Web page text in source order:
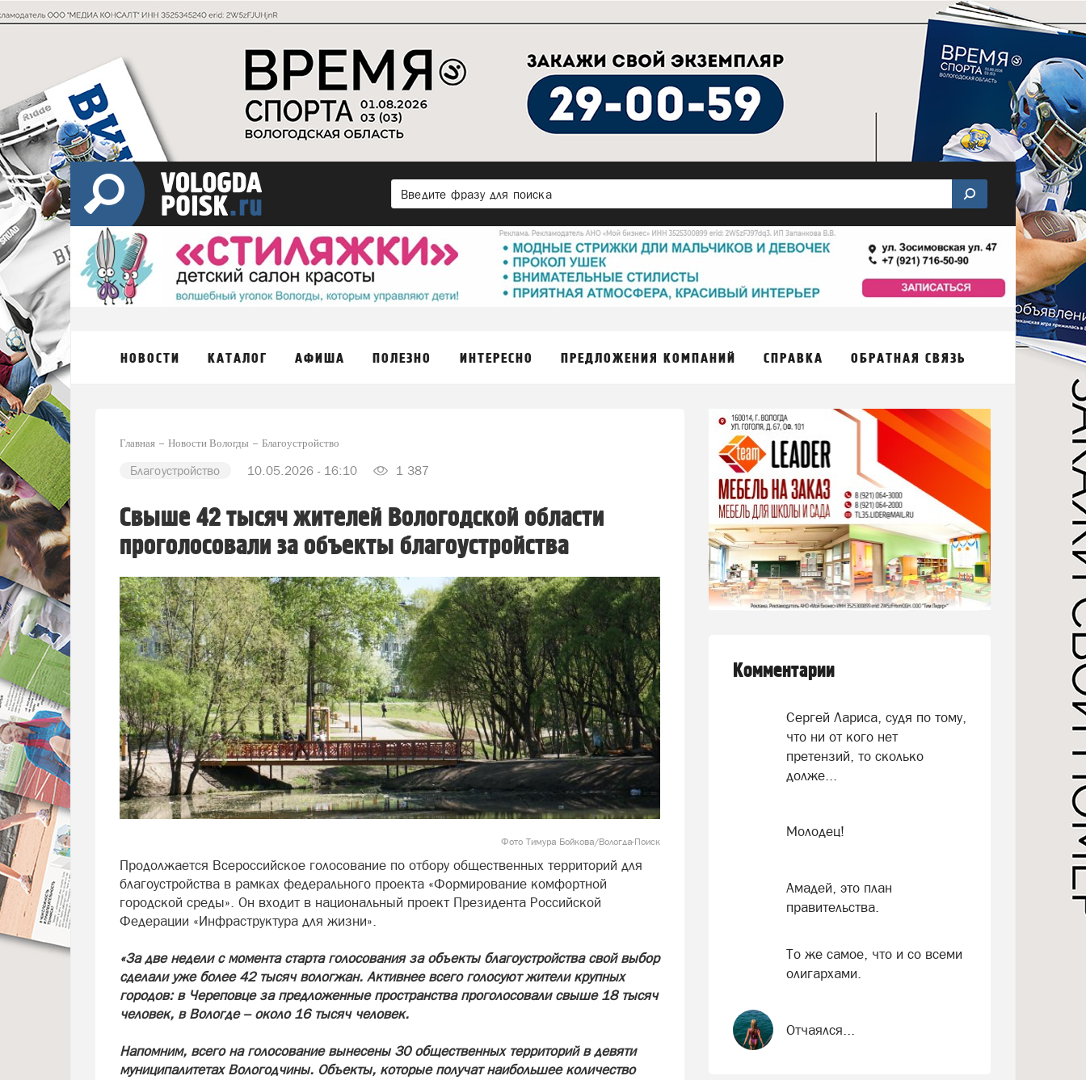
НОВОСТИ КАТАЛОГ АФИША ПОЛЕЗНО ИНТЕРЕСНО ПРЕДЛОЖЕНИЯ КОМПАНИЙ СПРАВКА ОБРАТНАЯ СВЯЗЬ
Главная Новости Вологды Благоустройство
Благоустройство 10.05.2026 - 16:10 1 387
Свыше 42 тысяч жителей Вологодской области
проголосовали за объекты благоустройства
Фото Тимура Бойкова/Вологда-Поиск
Продолжается Всероссийское голосование по отбору общественных территорий для
благоустройства в рамках федерального проекта «Формирование комфортной
городской среды». Он входит в национальный проект Президента Российской
Федерации «Инфраструктура для жизни».
«За две недели с момента старта голосования за объекты благоустройства свой выбор
сделали уже более 42 тысяч вологжан. Активнее всего голосуют жители крупных
городов: в Череповце за предложенные пространства проголосовали свыше 18 тысяч
человек, в Вологде – около 16 тысяч человек.
Напомним, всего на голосование вынесены 30 общественных территорий в девяти
муниципалитетах Вологодчины. Объекты, которые получат наибольшее количество
Комментарии
Сергей Лариса, судя по тому,
что ни от кого нет
претензий, то сколько
долже...
Молодец!
Амадей, это план
правительства.
То же самое, что и со всеми
олигархами.
Отчаялся...